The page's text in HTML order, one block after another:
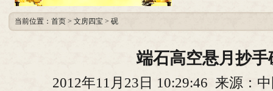
当前位置： 首页 > 文房四宝 > 砚
端石高空悬月抄手
2012年11月23日 10:29:46 来源：